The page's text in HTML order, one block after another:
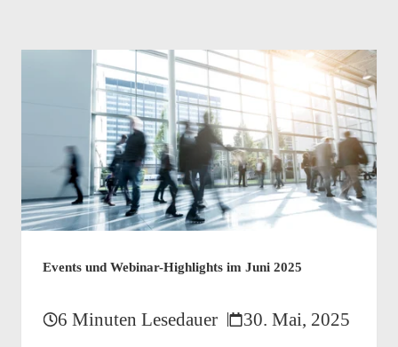
Events und Webinar-Highlights im Juni 2025
6 Minuten Lesedauer 30. Mai, 2025